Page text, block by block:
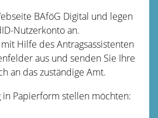
BAföG Digital und legen
Nutzerkonto an.
Hilfe des Antragsassistenten
aus und senden Sie Ihre
an das zuständige Amt.
in Papierform stellen möchten: